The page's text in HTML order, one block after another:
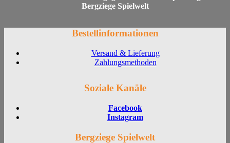
Bergziege Spielwelt
Bestellinformationen
Versand & Lieferung
Zahlungsmethoden
Soziale Kanäle
Facebook
Instagram
Bergziege Spielwelt